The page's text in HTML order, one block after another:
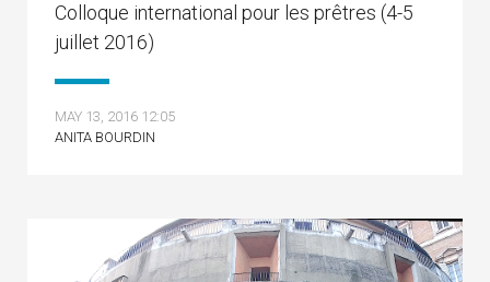
Colloque international pour les prêtres (4-5
juillet 2016)
MAY 13, 2016 12:05
ANITA BOURDIN